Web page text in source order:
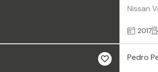
Nissan
2017
Pedro